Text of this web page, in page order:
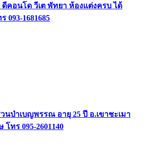
คอนโด วีเต พัทยา ห้องแต่งครบ ได้
093-1681685
นป่าเบญพรรณ อายุ 25 ปี อ.เขาชะเมา
โทร 095-2601140